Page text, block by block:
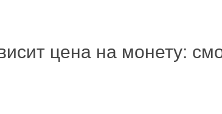
цена на монету: